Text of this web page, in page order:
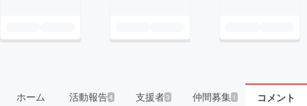
ホーム 活動報告4 支援者3 仲間募集 1 コメント